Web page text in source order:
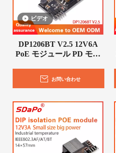
ビデオ
DP1206BT V2.5 12V6A
PoE モジュール PD モジ
お問い合わせ